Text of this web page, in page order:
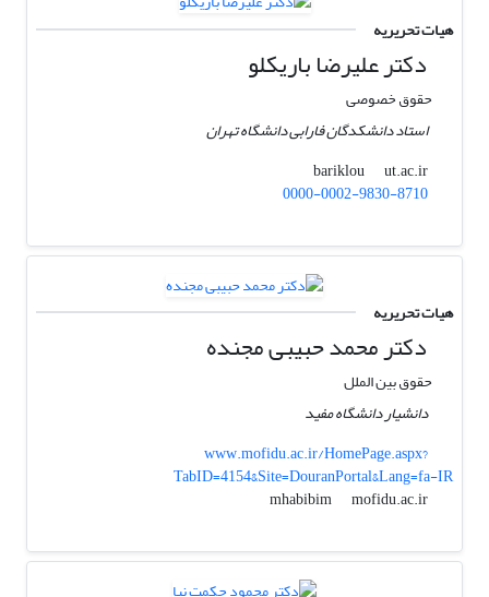
هیات تحریریه
دکتر علیرضا باریکلو
حقوق خصوصی
استاد دانشکدگان فارابی دانشگاه تهران
bariklou
ut.ac.ir
0000-0002-9830-8710
هیات تحریریه
دکتر محمد حبیبی مجنده
حقوق بین الملل
دانشیار دانشگاه مفید
www.mofidu.ac.ir/HomePage.aspx?
TabID=4154&Site=DouranPortal&Lang=fa-IR
mhabibim
mofidu.ac.ir